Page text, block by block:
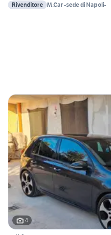
Rivenditore M.Car -sede di Napoli-
4